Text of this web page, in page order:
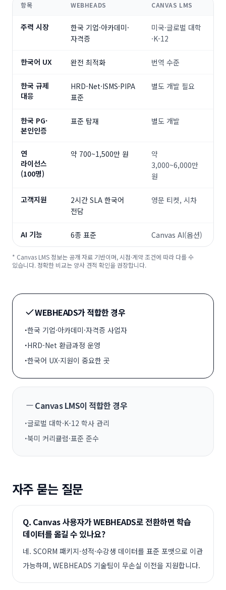
항목 WEBHEADS CANVAS LMS
주력 시장
한국 기업·아카데미·
자격증
미국·글로벌 대학
·K-12
한국어 UX 완전 최적화 번역 수준
한국 규제
대응
HRD-Net·ISMS·PIPA
표준
별도 개발 필요
한국 PG·
본인인증
표준 탑재 별도 개발
연
라이선스
(100명)
약 700~1,500만 원
약
3,000~6,000만
원
고객지원
2시간 SLA 한국어
전담
영문 티켓, 시차
AI 기능 6종 표준 Canvas AI(옵션)
* Canvas LMS 정보는 공개 자료 기반이며, 시점·계약 조건에 따라 다를 수
있습니다. 정확한 비교는 양사 견적 확인을 권장합니다.
WEBHEADS가 적합한 경우
·한국 기업·아카데미·자격증 사업자
·HRD-Net 환급과정 운영
·한국어 UX·지원이 중요한 곳
Canvas LMS이 적합한 경우
·글로벌 대학·K-12 학사 관리
·북미 커리큘럼·표준 준수
자주 묻는 질문
Q. Canvas 사용자가 WEBHEADS로 전환하면 학습
데이터를 옮길 수 있나요?
네. SCORM 패키지·성적·수강생 데이터를 표준 포맷으로 이관
가능하며, WEBHEADS 기술팀이 무손실 이전을 지원합니다.